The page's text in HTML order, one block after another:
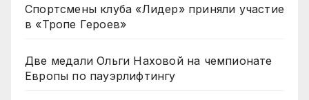
Спортсмены клуба «Лидер» приняли участие
в «Тропе Героев»
Две медали Ольги Наховой на чемпионате
Европы по пауэрлифтингу